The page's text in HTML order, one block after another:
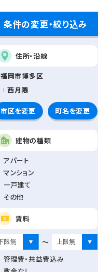
条件の変更・絞り込み
住所・沿線
福岡市博多区
西月隈
市区を変更 町名を変更
建物の種類
アパート
マンション
一戸建て
その他
賃料
～
管理費・共益費込み